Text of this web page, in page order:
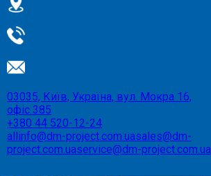
03035, Київ, Україна, вул. Мокра 16,
офіс 385
+380 44 520-12-24
allinfo@dm-project.com.uasales@dm-
project.com.uaservice@dm-project.com.ua